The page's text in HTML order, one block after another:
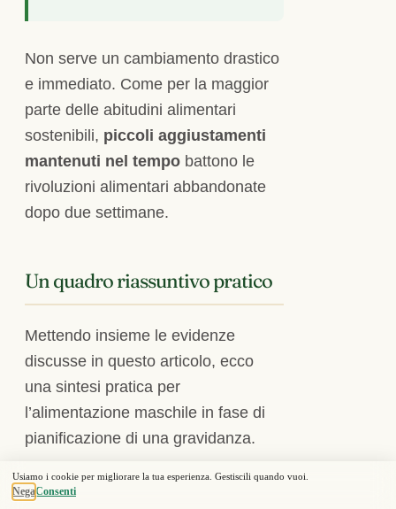
Non serve un cambiamento drastico
e immediato. Come per la maggior
parte delle abitudini alimentari
sostenibili, piccoli aggiustamenti
mantenuti nel tempo battono le
rivoluzioni alimentari abbandonate
dopo due settimane.
Un quadro riassuntivo pratico
Mettendo insieme le evidenze
discusse in questo articolo, ecco
una sintesi pratica per
l’alimentazione maschile in fase di
pianificazione di una gravidanza.